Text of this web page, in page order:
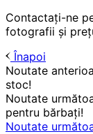
Contactați-ne
fotografii și
Înapoi
Noutate
stoc!
Noutate
pentru bărbați!
Noutate